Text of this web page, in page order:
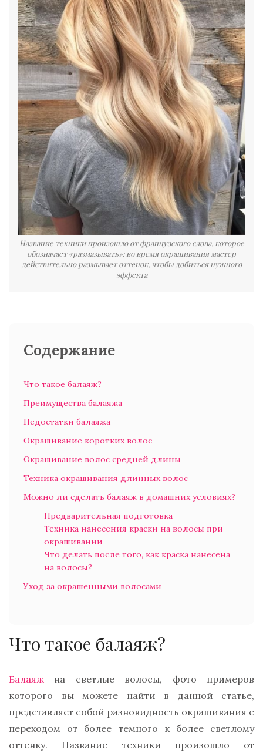
Название техники произошло от французского слова, которое
обозначает «размазывать»: во время окрашивания мастер
действительно размывает оттенок, чтобы добиться нужного
эффекта
Содержание
Что такое балаяж?
Преимущества балаяжа
Недостатки балаяжа
Окрашивание коротких волос
Окрашивание волос средней длины
Техника окрашивания длинных волос
Можно ли сделать балаяж в домашних условиях?
Предварительная подготовка
Техника нанесения краски на волосы при
окрашивании
Что делать после того, как краска нанесена
на волосы?
Уход за окрашенными волосами
Что такое балаяж?
Балаяж на светлые волосы, фото примеров
которого вы можете найти в данной статье,
представляет собой разновидность окрашивания с
переходом от более темного к более светлому
оттенку. Название техники произошло от